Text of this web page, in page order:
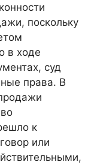
поскольку
в ходе
суд
права. В
к
или